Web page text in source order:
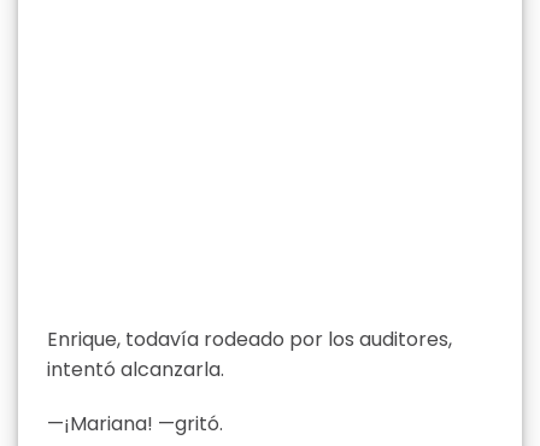
Enrique, todavía rodeado por los auditores,
intentó alcanzarla.
—¡Mariana! —gritó.